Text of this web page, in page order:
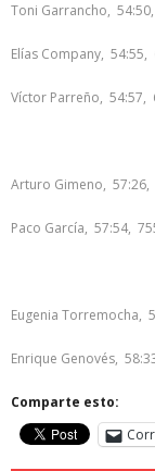
Toni Garrancho,
Elías Company,
Víctor Parreño, 54:57,
Arturo Gimeno, 57:26,
Paco García, 57:54,
Eugenia Torremocha,
Enrique Genovés,
Comparte esto: